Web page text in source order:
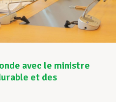
avec le ministre
et des